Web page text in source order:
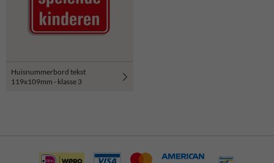
Huisnummerbord tekst
119x109mm - klasse 3